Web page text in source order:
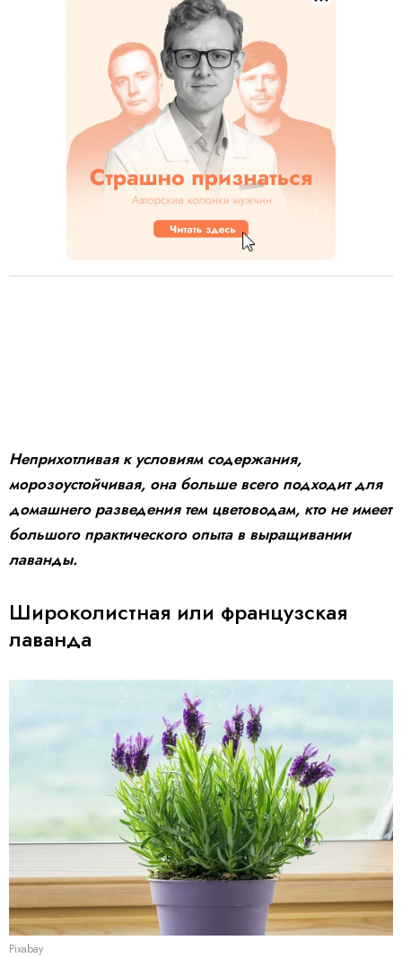
Неприхотливая к условиям содержания,
морозоустойчивая, она больше всего подходит для
домашнего разведения тем цветоводам, кто не имеет
большого практического опыта в выращивании
лаванды.
Широколистная или французская
лаванда
Pixabay